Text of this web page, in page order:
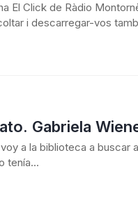
El Click de Ràdio
i descarregar-vos
Gabriela
a la biblioteca a buscar
tenía...